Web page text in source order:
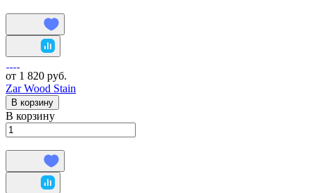
от 1 820 руб.
Zar Wood Stain
В корзину
В корзину